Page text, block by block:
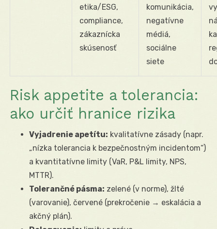
etika/ESG,
compliance,
zákaznícka
skúsenosť
komunikácia,
negatívne
médiá,
sociálne
siete
Risk appetite a tolerancia:
ako určiť hranice rizika
Vyjadrenie apetítu: kvalitatívne zásady (napr.
„nízka tolerancia k bezpečnostným incidentom“)
a kvantitatívne limity (VaR, P&L limity, NPS,
MTTR).
Tolerančné pásma: zelené (v norme), žlté
(varovanie), červené (prekročenie → eskalácia a
akčný plán).